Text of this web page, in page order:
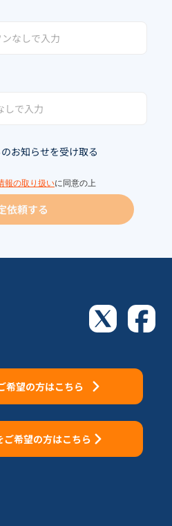
お知らせを受け取る
報の取り扱いに同意の上
依頼する
希望の方はこちら
希望の方はこちら